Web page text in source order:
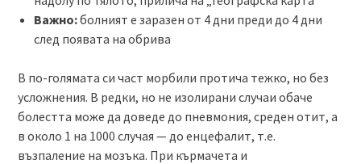
Важно:болният е заразен от 4 дни преди до 4 дни
след появата на обрива
В по-голямата си част морбили протича тежко, но без
усложнения. В редки, но не изолирани случаи обаче
болестта може да доведе до пневмония, среден отит, а
в около 1 на 1000 случая — до енцефалит, т.е.
възпаление на мозъка. При кърмачета и